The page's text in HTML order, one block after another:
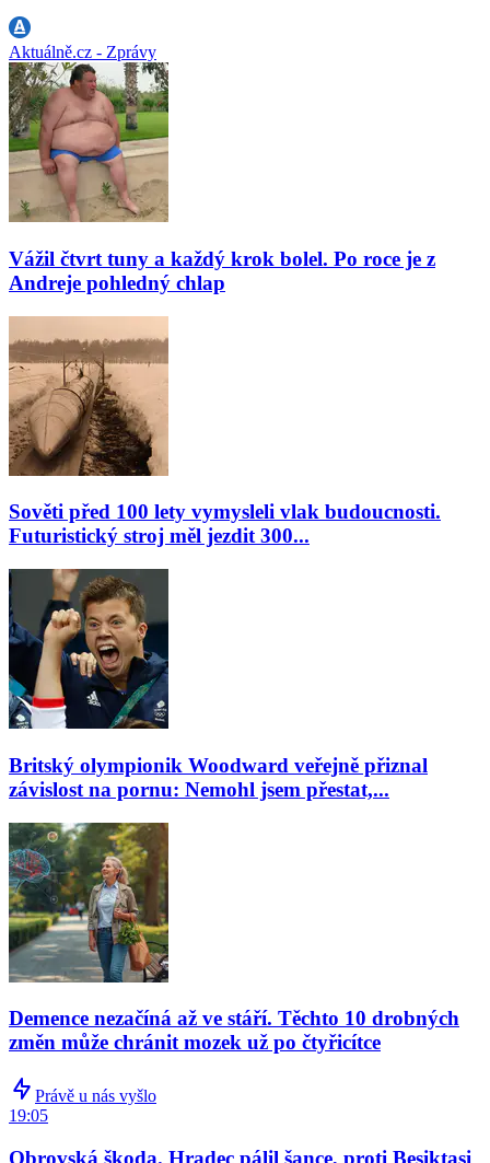
Aktuálně.cz - Zprávy
Vážil čtvrt tuny a každý krok bolel. Po roce je z
Andreje pohledný chlap
Sověti před 100 lety vymysleli vlak budoucnosti.
Futuristický stroj měl jezdit 300...
Britský olympionik Woodward veřejně přiznal
závislost na pornu: Nemohl jsem přestat,...
Demence nezačíná až ve stáří. Těchto 10 drobných
změn může chránit mozek už po čtyřicítce
Právě u nás vyšlo
19:05
Obrovská škoda. Hradec pálil šance, proti Besiktasi